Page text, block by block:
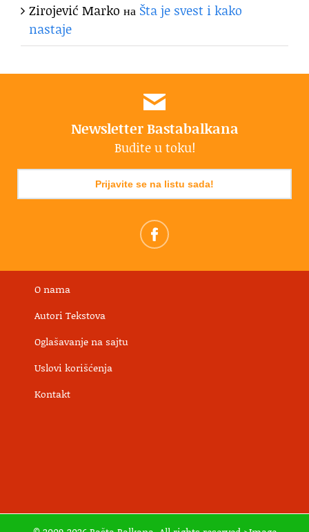
Zirojević Marko на Šta je svest i kako
nastaje
Newsletter Bastabalkana
Budite u toku!
Prijavite se na listu sada!
O nama
Autori Tekstova
Oglašavanje na sajtu
Uslovi korišćenja
Kontakt